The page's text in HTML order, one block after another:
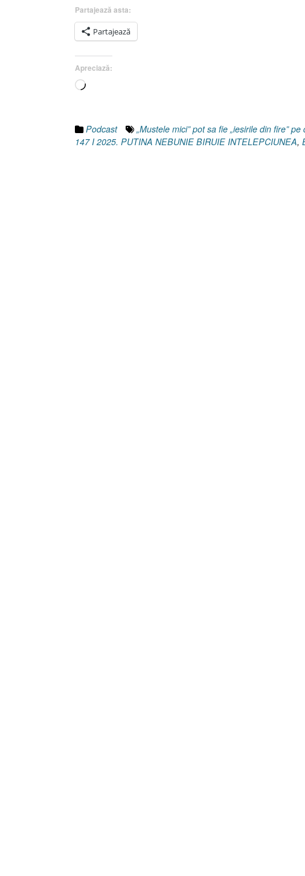
Partajează asta:
Partajează
Apreciază:
Încarc...
Podcast „Mustele mici” pot sa fie „iesirile din fire”
147 I 2025. PUTINA NEBUNIE BIRUIE INTELEPCIUNEA,